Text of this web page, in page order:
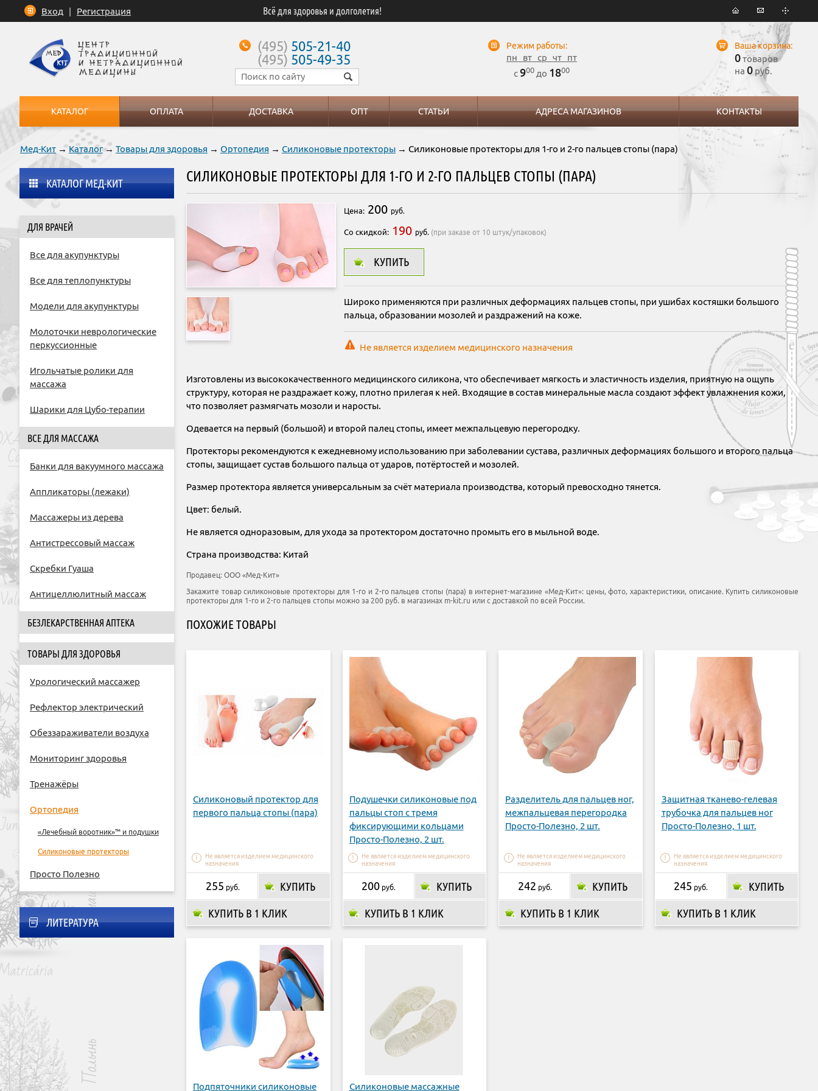
Мед-Кит →Каталог→ Товары для здоровья → Ортопедия → Силиконовые протекторы → Силиконовые протекторы для 1-го и 2-го пальцев стопы (пара)
СИЛИКОНОВЫЕ ПРОТЕКТОРЫ ДЛЯ 1-ГО И 2-ГО ПАЛЬЦЕВ СТОПЫ (ПАРА)
Цена: 200 руб.
Со скидкой: 190 руб. (при заказе от 10 штук/упаковок)
КУПИТЬ
Широко применяются при различных деформациях пальцев стопы, при ушибах костяшки большого
пальца, образовании мозолей и раздражений на коже.
Не является изделием медицинского назначения
Изготовлены из высококачественного медицинского силикона, что обеспечивает мягкость и эластичность изделия, приятную на ощупь
структуру, которая не раздражает кожу, плотно прилегая к ней. Входящие в состав минеральные масла создают эффект увлажнения кожи,
что позволяет размягчать мозоли и наросты.
Одевается на первый (большой) и второй палец стопы, имеет межпальцевую перегородку.
Протекторы рекомендуются к ежедневному использованию при заболевании сустава, различных деформациях большого и второго пальца
стопы, защищает сустав большого пальца от ударов, потёртостей и мозолей.
Размер протектора является универсальным за счёт материала производства, который превосходно тянется.
Цвет: белый.
Не является одноразовым, для ухода за протектором достаточно промыть его в мыльной воде.
Страна производства: Китай
Продавец: ООО «Мед-Кит»
Закажите товар силиконовые протекторы для 1-го и 2-го пальцев стопы (пара) в интернет-магазине «Мед-Кит»: цены, фото, характеристики, описание. Купить силиконовые
протекторы для 1-го и 2-го пальцев стопы можно за 200 руб. в магазинах m-kit.ru или с доставкой по всей России.
ПОХОЖИЕ ТОВАРЫ
Силиконовый протектор для
первого пальца стопы (пара)
Не является изделием медицинского
назначения
КУПИТЬ В 1 КЛИК
255 руб. КУПИТЬ
Подушечки силиконовые под
пальцы стоп с тремя
фиксирующими кольцами
Просто-Полезно, 2 шт.
Не является изделием медицинского
назначения
КУПИТЬ В 1 КЛИК
200 руб. КУПИТЬ
Разделитель для пальцев ног,
межпальцевая перегородка
Просто-Полезно, 2 шт.
Не является изделием медицинского
назначения
КУПИТЬ В 1 КЛИК
242 руб. КУПИТЬ
Защитная тканево-гелевая
трубочка для пальцев ног
Просто-Полезно, 1 шт.
Не является изделием медицинского
назначения
КУПИТЬ В 1 КЛИК
245 руб. КУПИТЬ
Подпяточники силиконовые Силиконовые массажные
КАТАЛОГ МЕД-КИТ
ДЛЯ ВРАЧЕЙ
Все для акупунктуры
Все для теплопунктуры
Модели для акупунктуры
Молоточки неврологические
перкуссионные
Игольчатые ролики для
массажа
Шарики для Цубо-терапии
ВСЕ ДЛЯ МАССАЖА
Банки для вакуумного массажа
Аппликаторы (лежаки)
Массажеры из дерева
Антистрессовый массаж
Скребки Гуаша
Антицеллюлитный массаж
БЕЗЛЕКАРСТВЕННАЯ АПТЕКА
ТОВАРЫ ДЛЯ ЗДОРОВЬЯ
Урологический массажер
Рефлектор электрический
Обеззараживатели воздуха
Мониторинг здоровья
Тренажёры
Ортопедия
«Лечебный воротник»™ и подушки
Силиконовые протекторы
Просто Полезно
ЛИТЕРАТУРА
(495) 505-21-40
(495) 505-49-35
Режим работы:
пн вт ср чт пт
с900 до 1800
Ваша корзина:
0товаров
на 0 руб.
КАТАЛОГ ОПЛАТА ДОСТАВКА ОПТ СТАТЬИ АДРЕСА МАГАЗИНОВ КОНТАКТЫ
Вход | Регистрация Всё для здоровья и долголетия!